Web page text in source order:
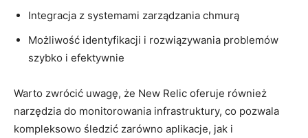
Integracja z systemami zarządzania ⁤chmurą
Możliwość identyfikacji ⁣i rozwiązywania problemów
⁤szybko i efektywnie
Warto zwrócić uwagę, ‍że ‌New Relic ​oferuje również
narzędzia do ⁤monitorowania infrastruktury, co pozwala
kompleksowo‌ śledzić zarówno aplikacje, ⁤jak⁢ i